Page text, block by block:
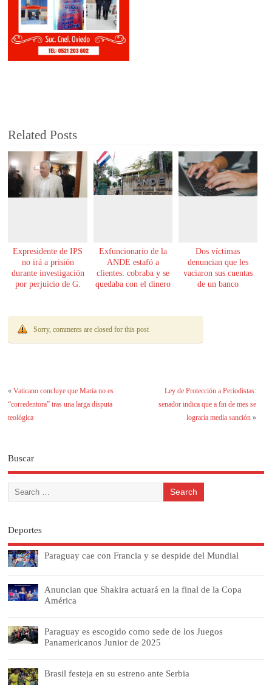
Related Posts
Expresidente de IPS
no irá a prisión
durante investigación
por perjuicio de G.
Exfuncionario de la
ANDE estafó a
clientes: cobraba y se
quedaba con el dinero
Dos víctimas
denuncian que les
vaciaron sus cuentas
de un banco
Sorry, comments are closed for this post
«Vaticano concluye que María no es
“corredentora” tras una larga disputa
teológica
Ley de Protección a Periodistas:
senador indica que a fin de mes se
lograría media sanción»
Buscar
Deportes
Paraguay cae con Francia y se despide del Mundial
Anuncian que Shakira actuará en la final de la Copa
América
Paraguay es escogido como sede de los Juegos
Panamericanos Junior de 2025
Brasil festeja en su estreno ante Serbia